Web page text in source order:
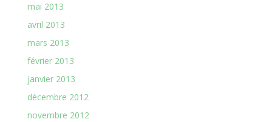
mai 2013
avril 2013
mars 2013
février 2013
janvier 2013
décembre 2012
novembre 2012